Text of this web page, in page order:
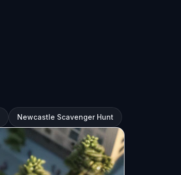
Newcastle Scavenger Hunt